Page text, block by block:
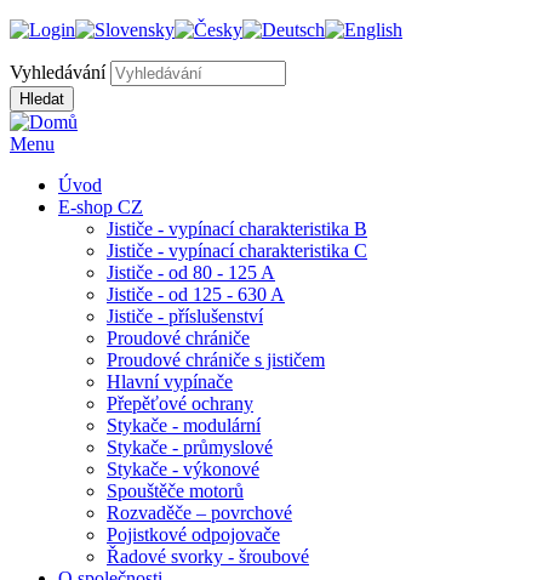
Vyhledávání
Menu
Úvod
E-shop CZ
Jističe - vypínací charakteristika B
Jističe - vypínací charakteristika C
Jističe - od 80 - 125 A
Jističe - od 125 - 630 A
Jističe - příslušenství
Proudové chrániče
Proudové chrániče s jističem
Hlavní vypínače
Přepěťové ochrany
Stykače - modulární
Stykače - průmyslové
Stykače - výkonové
Spouštěče motorů
Rozvaděče – povrchové
Pojistkové odpojovače
Řadové svorky - šroubové